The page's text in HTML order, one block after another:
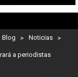
Blog > Noticias >
a periodistas